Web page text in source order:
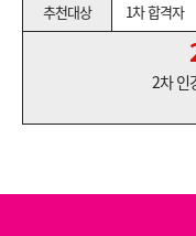
추천대상
1차 합격자
2차 인